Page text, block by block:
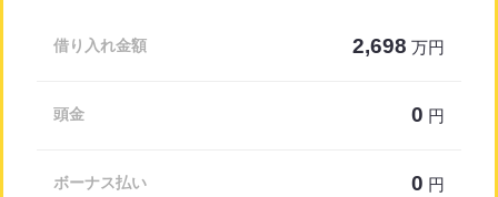
借り入れ金額 2,698 万円
頭金 0 円
ボーナス払い 0 円